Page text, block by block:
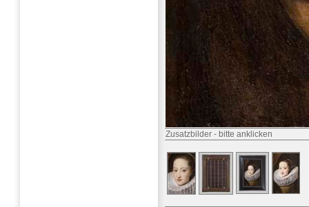
Zusatzbilder - bitte anklicken